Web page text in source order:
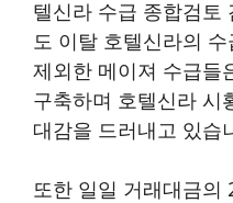
텔신라 수급 종합검토
도 이탈 호텔신라의
제외한 메이져 수급들
구축하며 호텔신라 시
대감을 드러내고 있습
또한 일일 거래대금의